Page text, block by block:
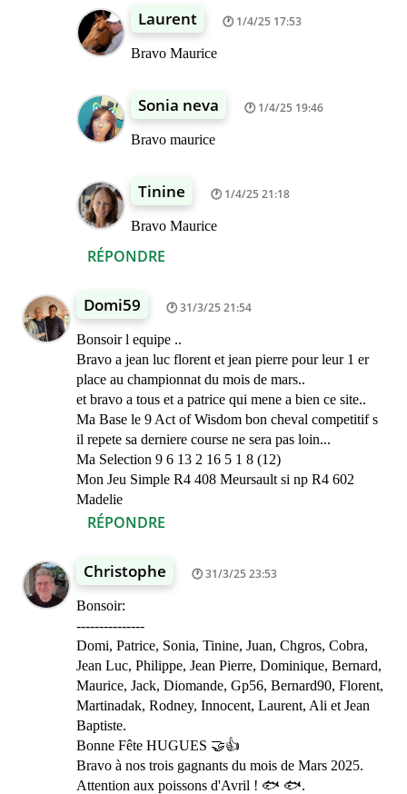
RÉPONDRE
Laurent 1/4/25 17:53
Bravo Maurice
Sonia neva 1/4/25 19:46
Bravo maurice
Tinine 1/4/25 21:18
Bravo Maurice
Domi59 31/3/25 21:54
Bonsoir l equipe ..
Bravo a jean luc florent et jean pierre pour leur 1 er
place au championnat du mois de mars..
et bravo a tous et a patrice qui mene a bien ce site..
Ma Base le 9 Act of Wisdom bon cheval competitif s
il repete sa derniere course ne sera pas loin...
Ma Selection 9 6 13 2 16 5 1 8 (12)
Mon Jeu Simple R4 408 Meursault si np R4 602
Madelie
RÉPONDRE
Christophe 31/3/25 23:53
Bonsoir:
---------------
Domi, Patrice, Sonia, Tinine, Juan, Chgros, Cobra,
Jean Luc, Philippe, Jean Pierre, Dominique, Bernard,
Maurice, Jack, Diomande, Gp56, Bernard90, Florent,
Martinadak, Rodney, Innocent, Laurent, Ali et Jean
Baptiste.
Bonne Fête HUGUES 🤝👍
Bravo à nos trois gagnants du mois de Mars 2025.
Attention aux poissons d'Avril ! 🐟 🐟.